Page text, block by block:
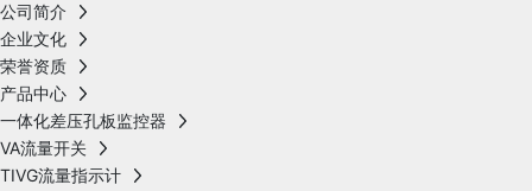
公司简介
企业文化
荣誉资质
产品中心
一体化差压孔板监控器
VA流量开关
TIVG流量指示计